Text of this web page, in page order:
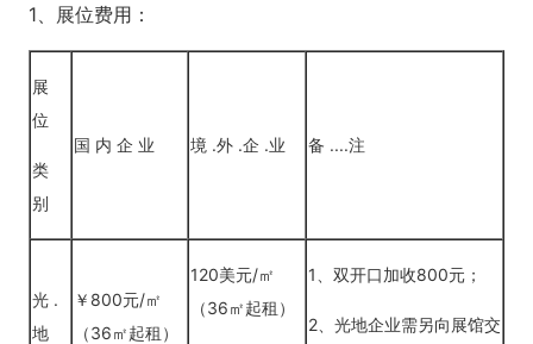
1、展位费用：
展
位
类
别
国 内 企 业 境 .外 .企 .业 备 ....注
光 .
地
￥800元/㎡
（36㎡起租）
120美元/㎡
（36㎡起租）
1、双开口加收800元；
2、光地企业需另向展馆交